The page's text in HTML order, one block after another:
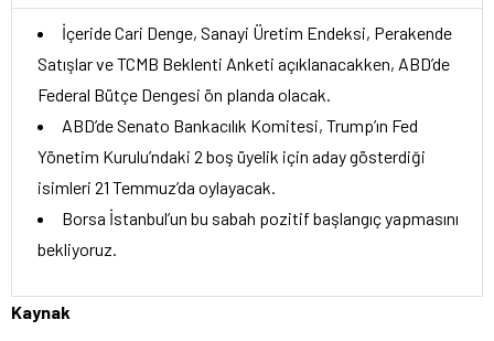
İçeride Cari Denge, Sanayi Üretim Endeksi, Perakende
Satışlar ve TCMB Beklenti Anketi açıklanacakken, ABD’de
Federal Bütçe Dengesi ön planda olacak.
ABD’de Senato Bankacılık Komitesi, Trump’ın Fed
Yönetim Kurulu’ndaki 2 boş üyelik için aday gösterdiği
isimleri 21 Temmuz’da oylayacak.
Borsa İstanbul’un bu sabah pozitif başlangıç yapmasını
bekliyoruz.
Kaynak